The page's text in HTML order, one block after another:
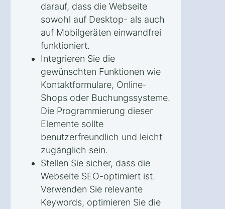
darauf, dass die Webseite
sowohl auf Desktop- als auch
auf Mobilgeräten einwandfrei
funktioniert.
Integrieren Sie die
gewünschten Funktionen wie
Kontaktformulare, Online-
Shops oder Buchungssysteme.
Die Programmierung dieser
Elemente sollte
benutzerfreundlich und leicht
zugänglich sein.
Stellen Sie sicher, dass die
Webseite SEO-optimiert ist.
Verwenden Sie relevante
Keywords, optimieren Sie die